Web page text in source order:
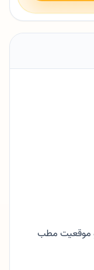
موقعیت مطب